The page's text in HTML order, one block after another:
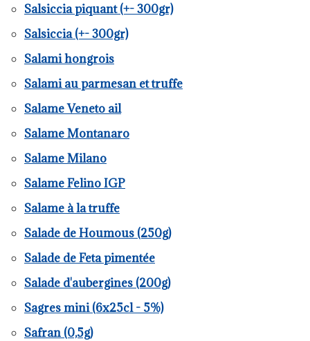
Salsiccia piquant (+- 300gr)
Salsiccia (+- 300gr)
Salami hongrois
Salami au parmesan et truffe
Salame Veneto ail
Salame Montanaro
Salame Milano
Salame Felino IGP
Salame à la truffe
Salade de Houmous (250g)
Salade de Feta pimentée
Salade d'aubergines (200g)
Sagres mini (6x25cl - 5%)
Safran (0,5g)